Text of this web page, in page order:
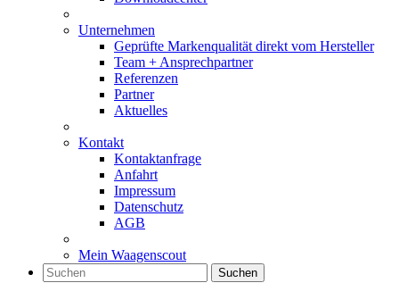
Unternehmen
Geprüfte Markenqualität direkt vom Hersteller
Team + Ansprechpartner
Referenzen
Partner
Aktuelles
Kontakt
Kontaktanfrage
Anfahrt
Impressum
Datenschutz
AGB
Mein Waagenscout
Suchen